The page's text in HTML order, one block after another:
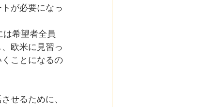
が必要になっ
は希望者全員
欧米に見習っ
ことになるの
せるために、